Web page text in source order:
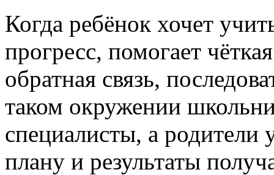
Когда ребёнок хочет
прогресс, помогает
обратная связь,
таком окружении
специалисты, а родители
плану и результаты